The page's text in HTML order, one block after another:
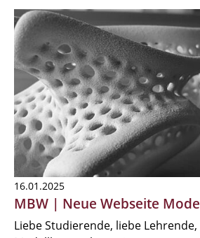
16.01.2025
MBW | Neue Webseite
Liebe Studierende, liebe